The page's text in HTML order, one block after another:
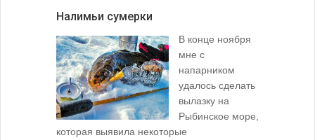
Налимьи сумерки
В конце ноября
мне с
напарником
удалось сделать
вылазку на
Рыбинское море,
которая выявила некоторые